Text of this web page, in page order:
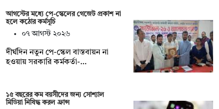
আগস্টের মধ্যে পে-স্কেলের গেজেট প্রকাশ না
হলে কঠোর কর্মসূচি
০৭ আগস্ট ২০২৬
দীর্ঘদিন নতুন পে-স্কেল বাস্তবায়ন না
হওয়ায় সরকারি কর্মকর্তা-…
১৫ বছরের কম বয়সীদের জন্য সোশ্যাল
মিডিয়া নিষিদ্ধ করল ফ্রান্স